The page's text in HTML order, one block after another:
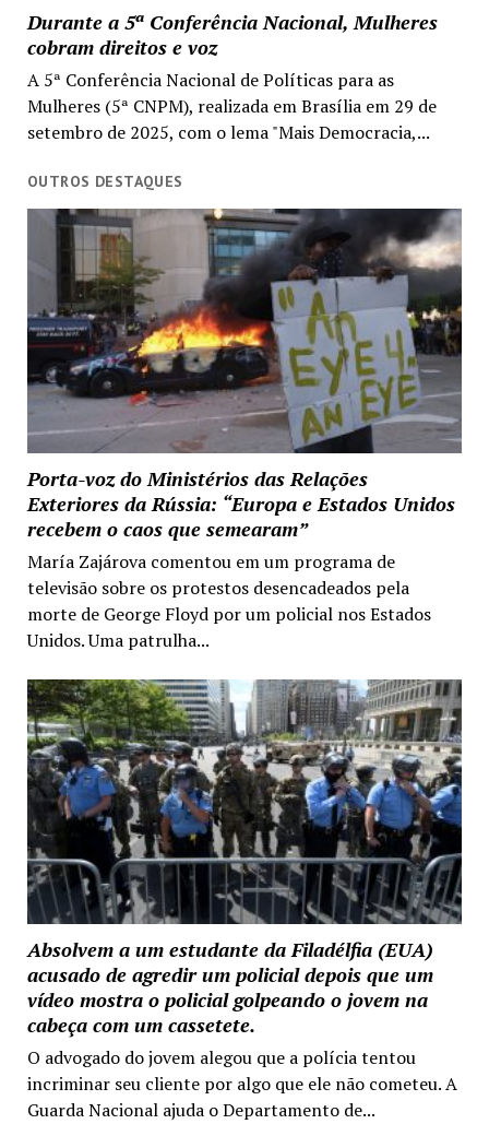
Durante a 5ª Conferência Nacional, Mulheres
cobram direitos e voz
A 5ª Conferência Nacional de Políticas para as
Mulheres (5ª CNPM), realizada em Brasília em 29 de
setembro de 2025, com o lema "Mais Democracia,...
OUTROS DESTAQUES
Porta-voz do Ministérios das Relações
Exteriores da Rússia: “Europa e Estados Unidos
recebem o caos que semearam”
María Zajárova comentou em um programa de
televisão sobre os protestos desencadeados pela
morte de George Floyd por um policial nos Estados
Unidos. Uma patrulha...
Absolvem a um estudante da Filadélfia (EUA)
acusado de agredir um policial depois que um
vídeo mostra o policial golpeando o jovem na
cabeça com um cassetete.
O advogado do jovem alegou que a polícia tentou
incriminar seu cliente por algo que ele não cometeu. A
Guarda Nacional ajuda o Departamento de...